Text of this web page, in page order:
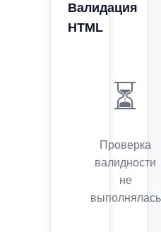
Валидация
HTML
⏳
Проверка
валидности
не
выполнялась